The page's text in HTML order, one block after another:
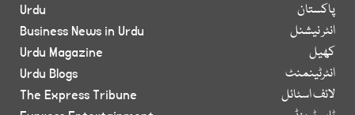
پاکستان
انٹر نیشنل
کھیل
انٹرٹینمنٹ
لائف اسٹائل
Urdu
Business News in Urdu
Urdu Magazine
Urdu Blogs
The Express Tribune